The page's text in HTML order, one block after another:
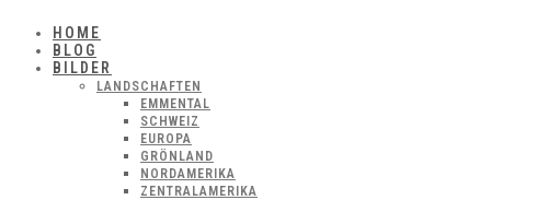
HOME
BLOG
BILDER
LANDSCHAFTEN
EMMENTAL
SCHWEIZ
EUROPA
GRÖNLAND
NORDAMERIKA
ZENTRALAMERIKA